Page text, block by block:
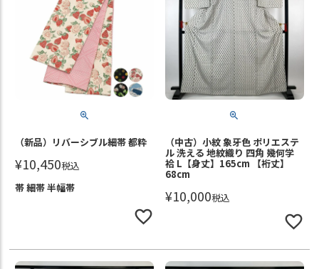
（新品）リバーシブル細帯 都粋
¥10,450税込
帯 細帯 半幅帯
（中古）小紋 象牙色 ポリエステ
ル 洗える 地紋織り 四角 幾何学
袷 L【身丈】165cm 【裄丈】
68cm
¥10,000税込